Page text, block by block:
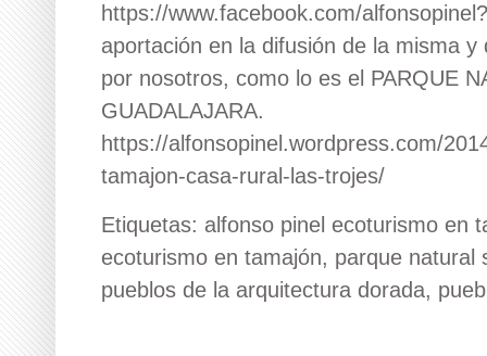
https://www.facebook.com/
aportación en la difusión de la misma
por nosotros, como lo es el PARQUE
GUADALAJARA.
https://alfonsopinel.wordpress.com/
tamajon-casa-rural-las-trojes/
Etiquetas: alfonso pinel ecoturismo en
ecoturismo en tamajón, parque natural
pueblos de la arquitectura dorada,